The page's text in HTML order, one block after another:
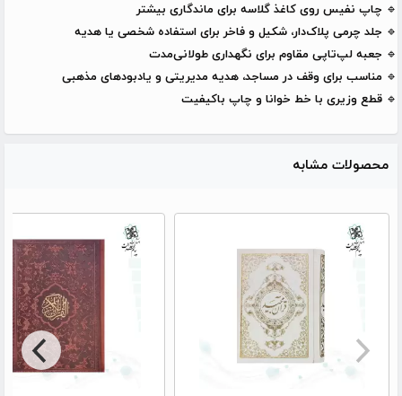
🔹 چاپ نفیس روی کاغذ گلاسه برای ماندگاری بیشتر
🔹 جلد چرمی پلاک‌دار، شکیل و فاخر برای استفاده شخصی یا هدیه
🔹 جعبه لپ‌تاپی مقاوم برای نگهداری طولانی‌مدت
🔹 مناسب برای وقف در مساجد، هدیه مدیریتی و یادبودهای مذهبی
🔹 قطع وزیری با خط خوانا و چاپ باکیفیت
محصولات مشابه